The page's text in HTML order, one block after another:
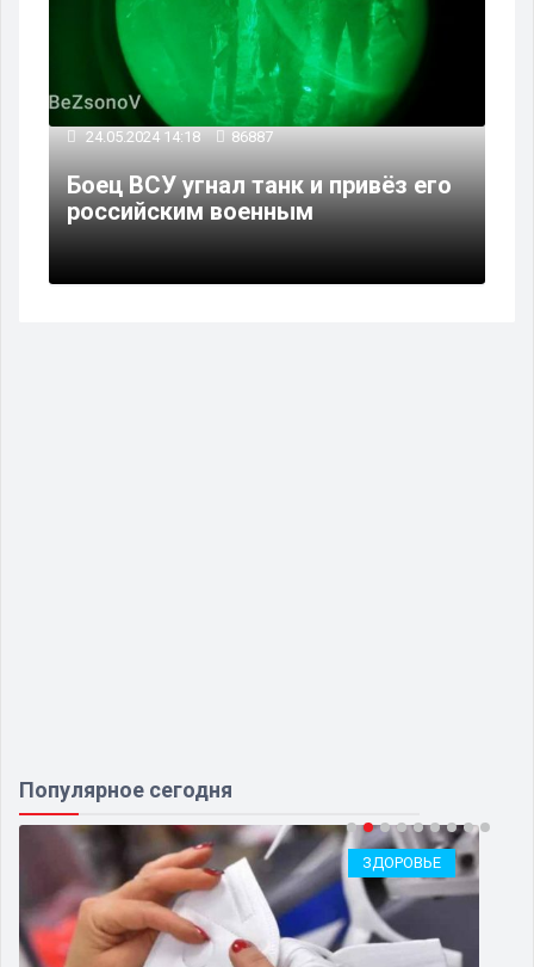
24.05.2024 14:18 86887
Боец ВСУ угнал танк и привёз его
российским военным
Популярное сегодня
ЗДОРОВЬЕ